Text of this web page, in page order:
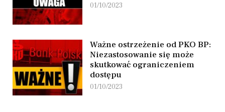
01/10/2023
Ważne ostrzeżenie od PKO BP:
Niezastosowanie się może
skutkować ograniczeniem
dostępu
01/10/2023